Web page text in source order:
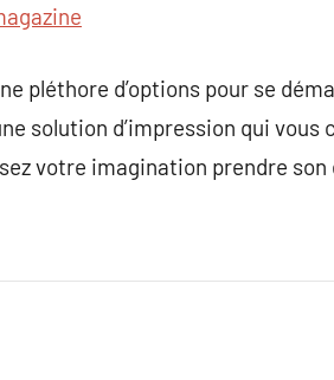
pléthore d’options pour se
solution d’impression qui
votre imagination prendre son